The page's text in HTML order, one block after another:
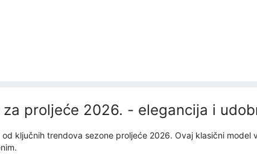
za proljeće 2026. - elegancija i
od ključnih trendova sezone proljeće 2026. Ovaj klasični